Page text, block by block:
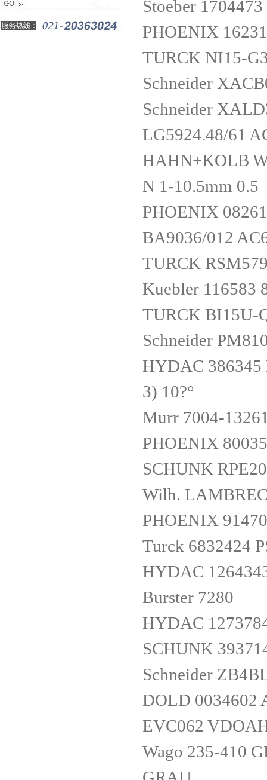
Stoeber
PHOENIX
TURCK NI15-
Schneider
Schneider
LG5924.48/61
HAHN+KOLB
N 1-10.5mm 0.5
PHOENIX
BA9036/012
TURCK
Kuebler 116583
TURCK BI15U-
Schneider
HYDAC 386345
3) 10?°
Murr 7004-
PHOENIX
SCHUNK
Wilh.
PHOENIX
Turck 6832424
HYDAC
Burster 7280
HYDAC
SCHUNK
Schneider
DOLD 0034602
EVC062
Wago 235-410